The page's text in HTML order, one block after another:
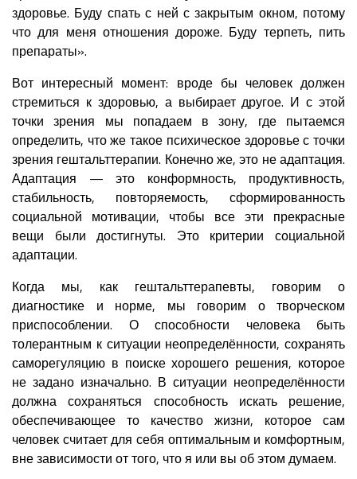
здоровье. Буду спать с ней с закрытым окном, потому
что для меня отношения дороже. Буду терпеть, пить
препараты».
Вот интересный момент: вроде бы человек должен
стремиться к здоровью, а выбирает другое. И с этой
точки зрения мы попадаем в зону, где пытаемся
определить, что же такое психическое здоровье с точки
зрения гештальттерапии. Конечно же, это не адаптация.
Адаптация — это конформность, продуктивность,
стабильность, повторяемость, сформированность
социальной мотивации, чтобы все эти прекрасные
вещи были достигнуты. Это критерии социальной
адаптации.
Когда мы, как гештальттерапевты, говорим о
диагностике и норме, мы говорим о творческом
приспособлении. О способности человека быть
толерантным к ситуации неопределённости, сохранять
саморегуляцию в поиске хорошего решения, которое
не задано изначально. В ситуации неопределённости
должна сохраняться способность искать решение,
обеспечивающее то качество жизни, которое сам
человек считает для себя оптимальным и комфортным,
вне зависимости от того, что я или вы об этом думаем.